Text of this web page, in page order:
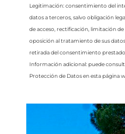
Legitimación: consentimiento del
datos a terceros, salvo obligación
de acceso, rectificación, limitación
oposición al tratamiento de sus
retirada del consentimiento
Información adicional: puede
Protección de Datos en esta página